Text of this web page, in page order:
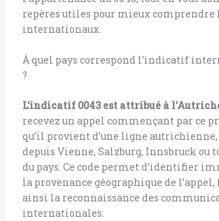
repères utiles pour mieux comprendre
internationaux.
À quel pays correspond l’indicatif
?
L’indicatif 0043 est attribué à
recevez un appel commençant par ce
qu’il provient d’une ligne autrichienne,
depuis Vienne, Salzburg, Innsbruck ou
du pays. Ce code permet d’identifier
la provenance géographique de
ainsi la reconnaissance des
internationales.